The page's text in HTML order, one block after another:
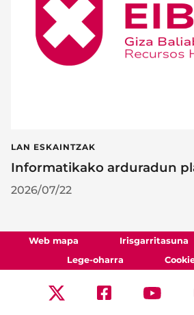
LAN ESKAINTZAK
Informatikako arduradun
2026/07/22
Web mapa Irisgarritasuna
Lege-oharra